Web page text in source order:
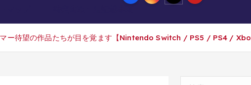
マー待望の作品たちが目を覚ます【Nintendo Switch / PS5 / PS4 /